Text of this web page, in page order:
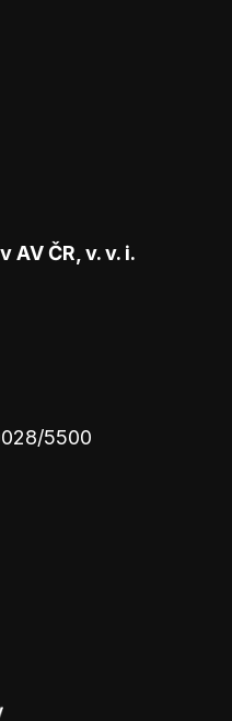
ČR, v. v. i.
5500